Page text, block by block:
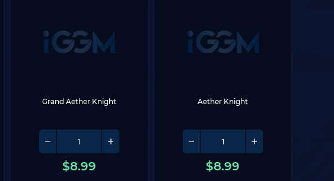
Grand Aether Knight
$8.99
Aether Knight
$8.99